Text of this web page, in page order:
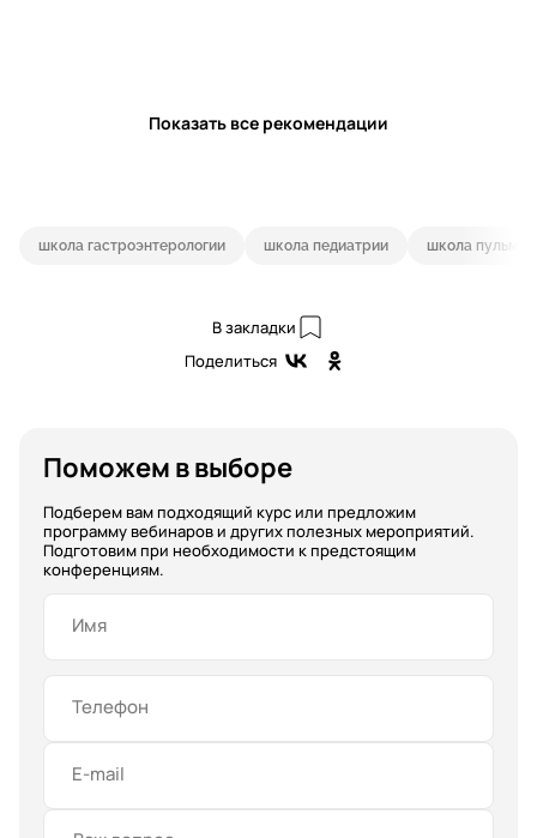
Показать все рекомендации
школа гастроэнтерологии школа педиатрии школа
В закладки
Поделиться
Поможем в выборе
Подберем вам подходящий курс или предложим
программу вебинаров и других полезных мероприятий.
Подготовим при необходимости к предстоящим
конференциям.
Имя
Телефон
E-mail